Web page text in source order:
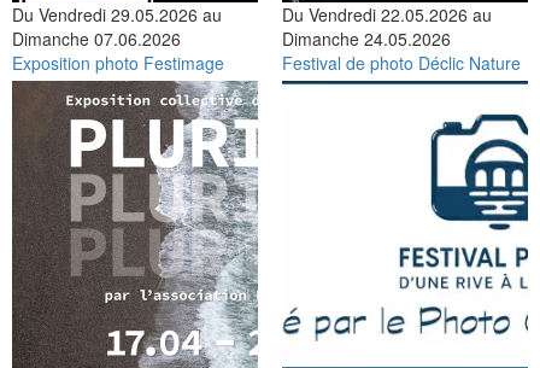
Du Vendredi 29.05.2026 au
Dimanche 07.06.2026
Exposition photo Festimage
Du Vendredi 22.05.2026 au
Dimanche 24.05.2026
Festival de photo Déclic Nature